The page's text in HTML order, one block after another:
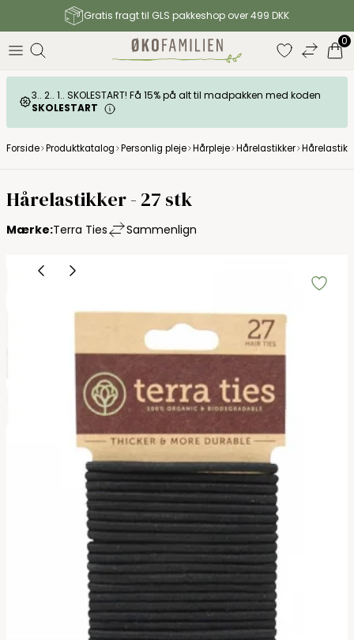
Gratis fragt til GLS pakkeshop over 499 DKK
0
3.. 2.. 1.. SKOLESTART! Få 15% på alt til madpakken med koden
SKOLESTART
Forside Produktkatalog Personlig pleje Hårpleje Hårelastikker
Hårelastikker - 27 stk
Mærke:Terra Ties Sammenlign